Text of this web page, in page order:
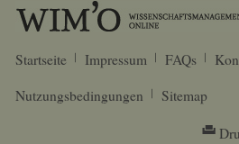
Startseite Impressum FAQs
Nutzungsbedingungen
Sitemap